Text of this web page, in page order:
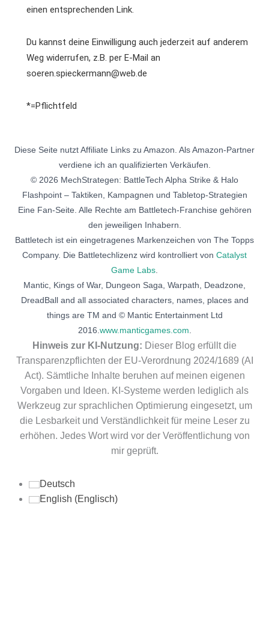
einen entsprechenden Link.
Du kannst deine Einwilligung auch jederzeit auf anderem
Weg widerrufen, z.B. per E-Mail an
soeren.spieckermann@web.de
*=Pflichtfeld
Diese Seite nutzt Affiliate Links zu Amazon. Als Amazon-Partner
verdiene ich an qualifizierten Verkäufen.
© 2026 MechStrategen: BattleTech Alpha Strike & Halo
Flashpoint – Taktiken, Kampagnen und Tabletop-Strategien
Eine Fan-Seite. Alle Rechte am Battletech-Franchise gehören
den jeweiligen Inhabern.
Battletech ist ein eingetragenes Markenzeichen von The Topps
Company. Die Battletechlizenz wird kontrolliert von Catalyst
Game Labs
Mantic, Kings of War, Dungeon Saga, Warpath, Deadzone,
DreadBall and all associated characters, names, places and
things are TM and © Mantic Entertainment Ltd
2016. www.manticgames.com
Hinweis zur KI-Nutzung: Dieser Blog erfüllt die
Transparenzpflichten der EU-Verordnung 2024/1689 (AI
Act). Sämtliche Inhalte beruhen auf meinen eigenen
Vorgaben und Ideen. KI-Systeme werden lediglich als
Werkzeug zur sprachlichen Optimierung eingesetzt, um
die Lesbarkeit und Verständlichkeit für meine Leser zu
erhöhen. Jedes Wort wird vor der Veröffentlichung von
mir geprüft.
Deutsch
English (Englisch)